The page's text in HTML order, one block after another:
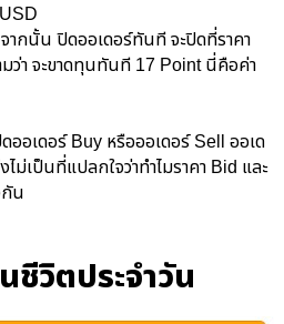
จากนั้น ปิดออเดอร์ทันที จะปิดที่ราคา
มว่า จะขาดทุนทันที 17 Point นี่คือค่า
ดออเดอร์ Buy หรือออเดอร์ Sell ออเด
เป็นที่แปลกใจว่าทำไมราคา Bid และ
น
ชีวิตประจำวัน